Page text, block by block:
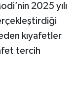
2025 yılı
kıyafetler
tercih